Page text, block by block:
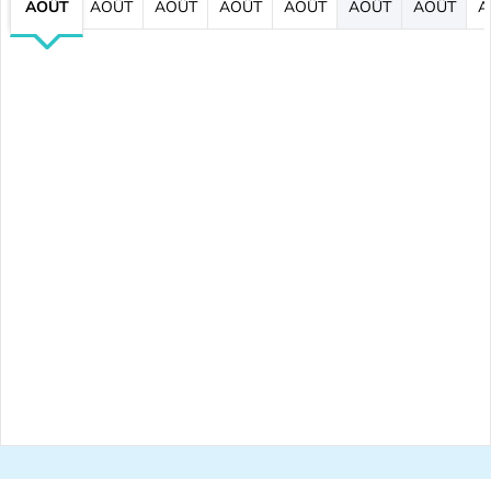
AOÛT AOÛT AOÛT AOÛT AOÛT AOÛT AOÛT